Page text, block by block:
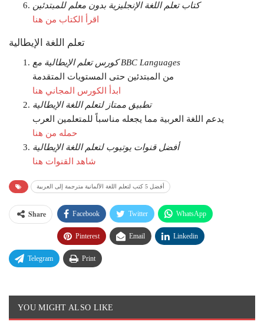
كتاب تعلم اللغة الإنجليزية بدون معلم للمبتدئين
اقرأ الكتاب من هنا
تعلم اللغة الإيطالية
كورس تعلم الإيطالية مع BBC Languages
من المبتدئين حتى المستويات المتقدمة
ابدأ الكورس المجاني هنا
تطبيق ممتاز لتعلم اللغة الإيطالية
يدعم اللغة العربية مما يجعله مناسباً للمتعلمين العرب
حمله من هنا
أفضل قنوات يوتيوب لتعلم اللغة الإيطالية
شاهد القنوات هنا
أفضل 5 كتب لتعلم اللغة الألمانية مترجمة إلى العربية
Share Facebook Twitter WhatsApp
Pinterest Email Linkedin
Telegram Print
YOU MIGHT ALSO LIKE